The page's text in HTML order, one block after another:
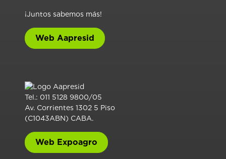
¡Juntos sabemos más!
Web Aapresid
Tel.: 011 5128 9800/05
Av. Corrientes 1302 5 Piso
(C1043ABN) CABA.
Web Expoagro